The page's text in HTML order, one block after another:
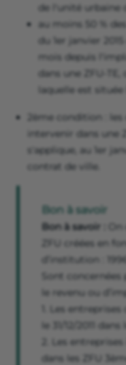
de l'unité urbaine
au moins 50 %
du 1er janvier
mois depuis
dans une ZFU-
laquelle est située
2ème condition :
intervenir dans une
s'applique, au 1er
contrat de ville.
Bon à savoir
Bon à savoir :
ZFU créées en
d’institution :
Sont
le revenu ou
1. Les
le 31/12/2011 dans
2. Les
dans les ZFU